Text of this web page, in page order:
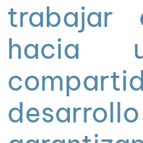
trabajar
hacia